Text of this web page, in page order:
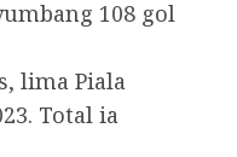
108 gol
lima Piala
Total ia